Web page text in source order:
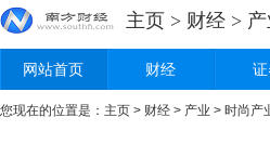
主页 > 财经 >
网站首页 财经
您现在的位置是： 主页 > 财经 > 产业 > 时尚产